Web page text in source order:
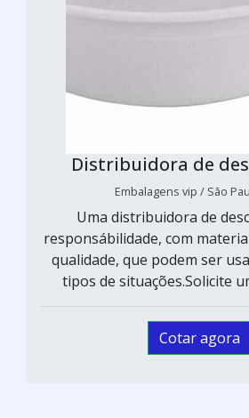
Distribuidora de
Embalagens vip / São
Uma distribuidora de
responsábilidade, com
qualidade, que podem ser
tipos de situações.Solicite
Cotar agora